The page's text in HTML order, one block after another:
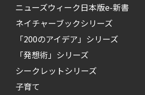
ニューズウィーク日本版e-新書
ネイチャーブックシリーズ
「200のアイデア」シリーズ
「発想術」シリーズ
シークレットシリーズ
子育て